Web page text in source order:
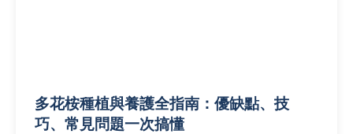
多花桉種植與養護全指南：優缺點、技
巧、常見問題一次搞懂